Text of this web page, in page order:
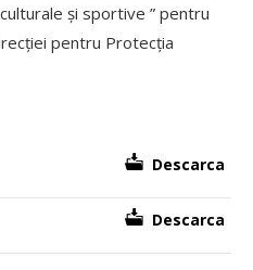
și sportive ” pentru
pentru Protecția
Descarca
Descarca